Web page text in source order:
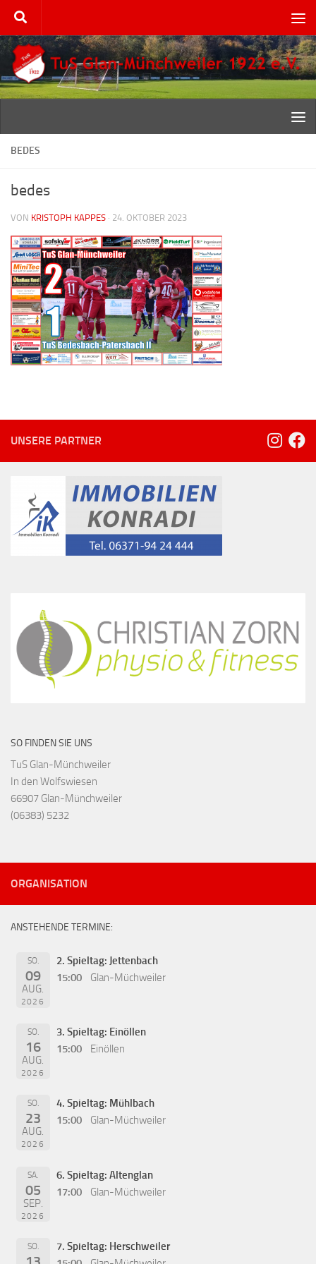
Zum Inhalt springen
BEDES
bedes
VON KRISTOPH KAPPES · 24. OKTOBER 2023
UNSERE PARTNER
SO FINDEN SIE UNS
TuS Glan-Münchweiler
In den Wolfswiesen
66907 Glan-Münchweiler
(06383) 5232
ORGANISATION
ANSTEHENDE TERMINE:
SO.
09
AUG.
2026
2. Spieltag: Jettenbach
15:00
Glan-Müchweiler
SO.
16
AUG.
2026
3. Spieltag: Einöllen
15:00
Einöllen
SO.
23
AUG.
2026
4. Spieltag: Mühlbach
15:00
Glan-Müchweiler
SA.
05
SEP.
2026
6. Spieltag: Altenglan
17:00
Glan-Müchweiler
SO.
7. Spieltag: Herschweiler